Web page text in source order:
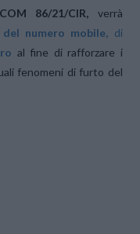
86/21/CIR, verrà
numero mobile, di
al fine di rafforzare i
fenomeni di furto del